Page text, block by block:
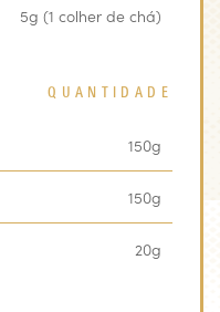
5g (1 colher de chá)
QUANTIDADE
150g
150g
20g